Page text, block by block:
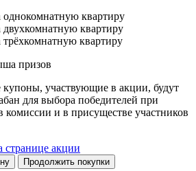
квартиру
квартиру
квартиру
призов
купоны, участвующие в акции, будут
для выбора победителей при
комиссии и в присуществе участников
странице акции
Продолжить покупки